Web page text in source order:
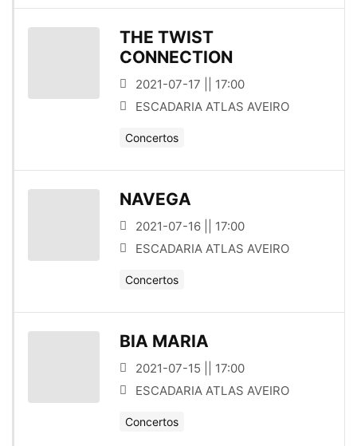
THE TWIST
CONNECTION
2021-07-17 || 17:00
ESCADARIA ATLAS AVEIRO
Concertos
NAVEGA
2021-07-16 || 17:00
ESCADARIA ATLAS AVEIRO
Concertos
BIA MARIA
2021-07-15 || 17:00
ESCADARIA ATLAS AVEIRO
Concertos